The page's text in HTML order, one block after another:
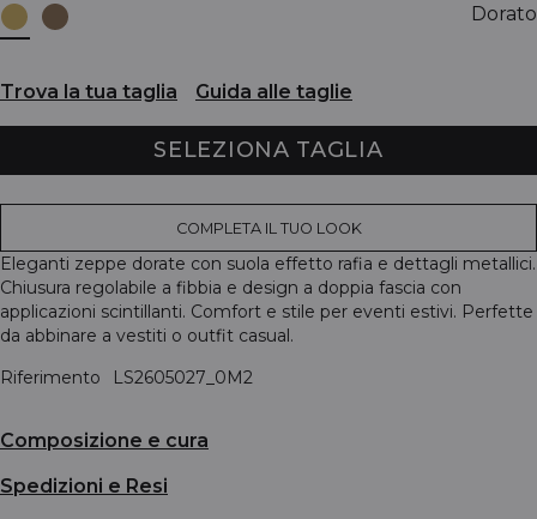
Dorato
Trova la tua taglia Guida alle taglie
SELEZIONA TAGLIA
COMPLETA IL TUO LOOK
Eleganti zeppe dorate con suola effetto rafia e dettagli metallici.
Chiusura regolabile a fibbia e design a doppia fascia con
applicazioni scintillanti. Comfort e stile per eventi estivi. Perfette
da abbinare a vestiti o outfit casual.
Riferimento
LS2605027_0M2
Composizione e cura
Spedizioni e Resi